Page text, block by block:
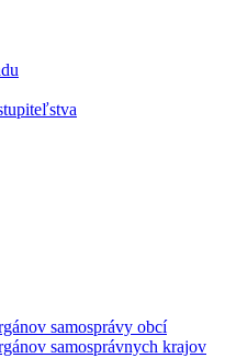
samosprávy obcí
samosprávnych krajov